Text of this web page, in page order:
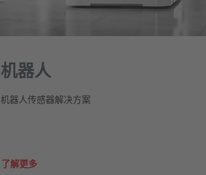
机器人
机器人传感器解决方案
了解更多